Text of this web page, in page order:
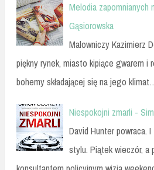
Melodia zapomnianych
Gąsiorowska
Malowniczy Kazimierz
piękny rynek, miasto kipiące gwarem i
bohemy składającej się na jego
Niespokojni zmarli -
David Hunter powraca.
stylu. Piątek wieczór, a